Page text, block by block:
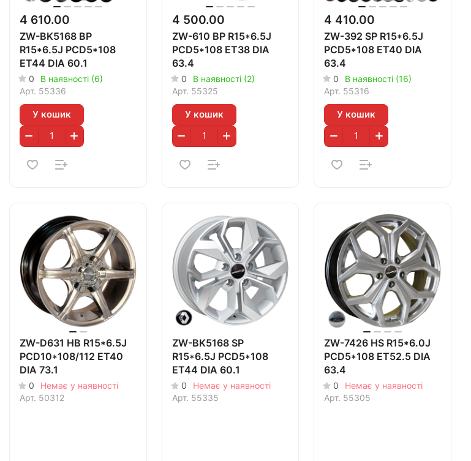
4 610.00
ZW-BK5168 BP
R15*6.5J PCD5*108
ET44 DIA 60.1
0
В наявності (6)
Арт. 55336
У кошик
4 500.00
ZW-610 BP R15*6.5J
PCD5*108 ET38 DIA
63.4
0
В наявності (2)
Арт. 55325
У кошик
4 410.00
ZW-392 SP R15*6.5J
PCD5*108 ET40 DIA
63.4
0
В наявності (16)
Арт. 55316
У кошик
ZW-D631 HB R15*6.5J
PCD10*108/112 ET40
DIA 73.1
0
Немає у наявності
Арт. 50312
ZW-BK5168 SP
R15*6.5J PCD5*108
ET44 DIA 60.1
0
Немає у наявності
Арт. 55335
ZW-7426 HS R15*6.0J
PCD5*108 ET52.5 DIA
63.4
0
Немає у наявності
Арт. 55305